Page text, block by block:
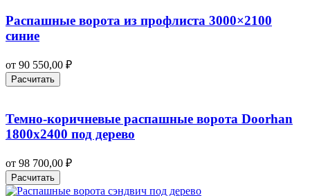
Распашные ворота из профлиста 3000×2100
синие
от 90 550,00 ₽
Расчитать
Темно-коричневые распашные ворота Doorhan
1800х2400 под дерево
от 98 700,00 ₽
Расчитать